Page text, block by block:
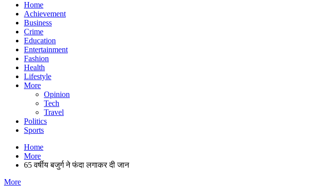
Home
Achievement
Business
Crime
Education
Entertainment
Fashion
Health
Lifestyle
More
Opinion
Tech
Travel
Politics
Sports
Home
More
65 वर्षीय बजुर्ग ने फंदा लगाकर दी जान
More